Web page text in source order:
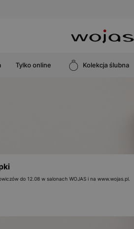
Tylko online Kolekcja ślubna
do 12.08 w salonach WOJAS i na www.wojas.pl.